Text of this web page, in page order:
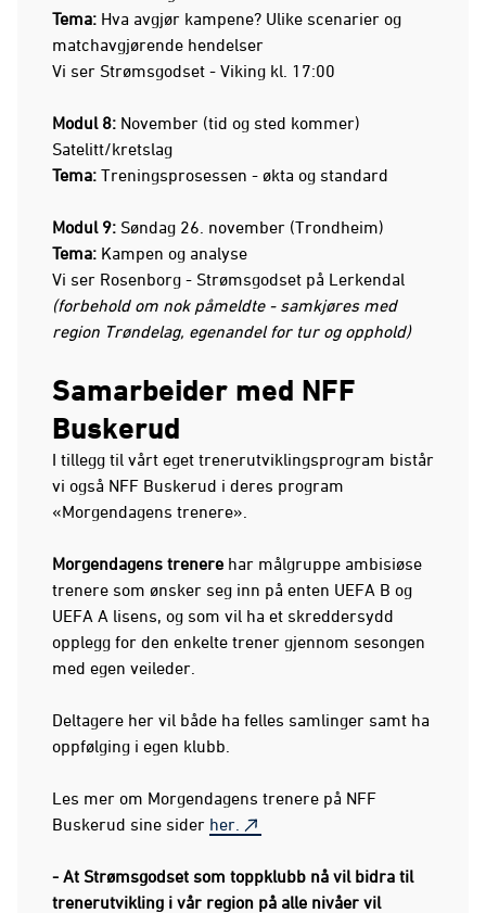
Tema: Hva avgjør kampene? Ulike scenarier og
matchavgjørende hendelser
Vi ser Strømsgodset - Viking kl. 17:00
Modul 8: November (tid og sted kommer)
Satelitt/kretslag
Tema: Treningsprosessen - økta og standard
Modul 9: Søndag 26. november (Trondheim)
Tema: Kampen og analyse
Vi ser Rosenborg - Strømsgodset på Lerkendal
(forbehold om nok påmeldte - samkjøres med
region Trøndelag, egenandel for tur og opphold)
Samarbeider med NFF
Buskerud
I tillegg til vårt eget trenerutviklingsprogram bistår
vi også NFF Buskerud i deres program
«Morgendagens trenere».
Morgendagens trenere har målgruppe ambisiøse
trenere som ønsker seg inn på enten UEFA B og
UEFA A lisens, og som vil ha et skreddersydd
opplegg for den enkelte trener gjennom sesongen
med egen veileder.
Deltagere her vil både ha felles samlinger samt ha
oppfølging i egen klubb.
Les mer om Morgendagens trenere på NFF
Buskerud sine sider her.
- At Strømsgodset som toppklubb nå vil bidra til
trenerutvikling i vår region på alle nivåer vil